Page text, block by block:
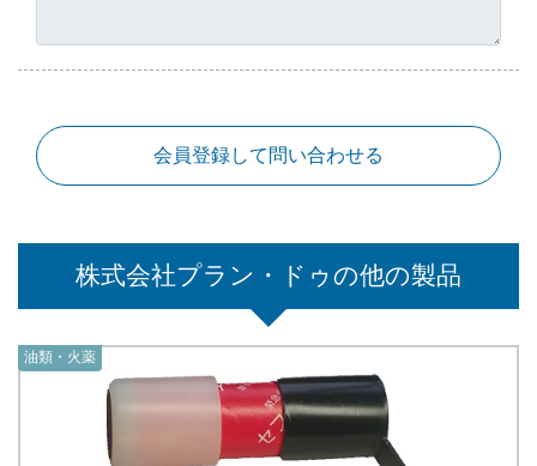
会員登録して問い合わせる
株式会社プラン・ドゥの他の製品
油類・火薬
油類・火薬